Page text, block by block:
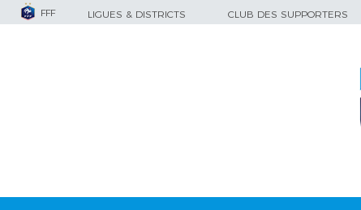
FFF LIGUES & DISTRICTS CLUB DES SUPPORTERS